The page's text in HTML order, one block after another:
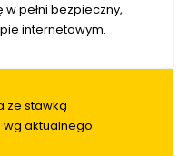
w pełni bezpieczny,
internetowym.
ze stawką
aktualnego